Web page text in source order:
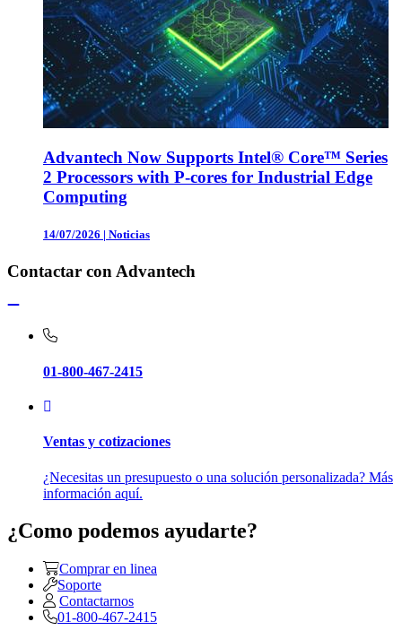
Advantech Now Supports Intel® Core™ Series
2 Processors with P-cores for Industrial Edge
Computing
14/07/2026 | Noticias
Contactar con Advantech
01-800-467-2415
Ventas y cotizaciones
¿Necesitas un presupuesto o una solución personalizada? Más
información aquí.
¿Como podemos ayudarte?
Comprar en linea
Soporte
Contactarnos
01-800-467-2415